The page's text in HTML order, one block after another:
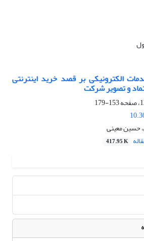
الکترونیکی بر قصد خرید اینترنتی
و تصویر شرکت
153-179
حسین معینی
417.95 K